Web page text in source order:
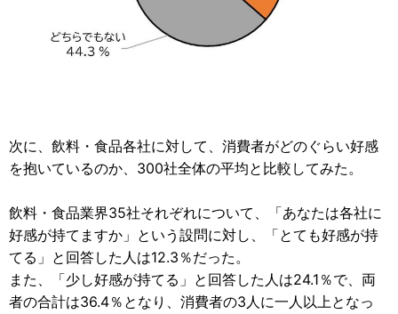
次に、飲料・食品各社に対して、消費者がどのぐらい好感
を抱いているのか、300社全体の平均と比較してみた。
飲料・食品業界35社それぞれについて、「あなたは各社に
好感が持てますか」という設問に対し、「とても好感が持
てる」と回答した人は12.3％だった。
また、「少し好感が持てる」と回答した人は24.1％で、両
者の合計は36.4％となり、消費者の3人に一人以上となっ